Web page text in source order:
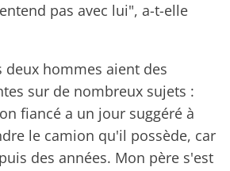
pas avec lui", a-t-elle
deux hommes aient des
sur de nombreux sujets :
fiancé a un jour suggéré à
le camion qu'il possède, car
des années. Mon père s'est